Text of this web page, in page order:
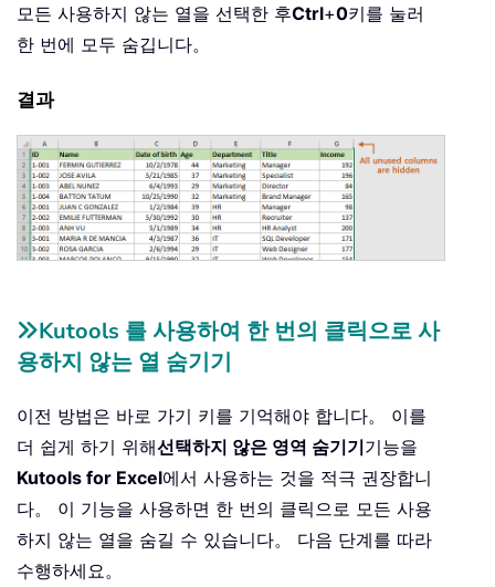
모든 사용하지 않는 열을 선택한 후Ctrl+0키를 눌러
한 번에 모두 숨깁니다。
결과
Kutools 를 사용하여 한 번의 클릭으로 사
용하지 않는 열 숨기기
이전 방법은 바로 가기 키를 기억해야 합니다。 이를
더 쉽게 하기 위해선택하지 않은 영역 숨기기기능을
Kutools for Excel에서 사용하는 것을 적극 권장합니
다。 이 기능을 사용하면 한 번의 클릭으로 모든 사용
하지 않는 열을 숨길 수 있습니다。 다음 단계를 따라
수행하세요。